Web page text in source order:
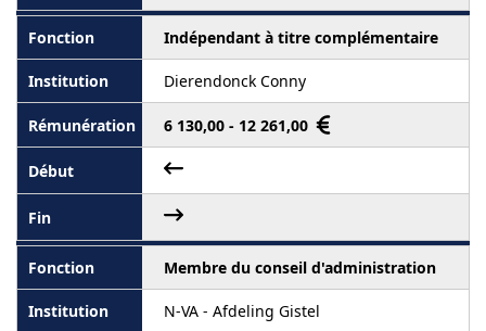
Indépendant à titre complémentaire
Dierendonck Conny
6 130,00 - 12 261,00
Membre du conseil d'administration
N-VA - Afdeling Gistel